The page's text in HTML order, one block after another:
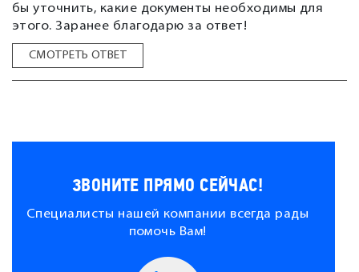
бы уточнить, какие документы необходимы для
этого. Заранее благодарю за ответ!
СМОТРЕТЬ ОТВЕТ
ЗВОНИТЕ ПРЯМО СЕЙЧАС!
Специалисты нашей компании всегда рады
помочь Вам!